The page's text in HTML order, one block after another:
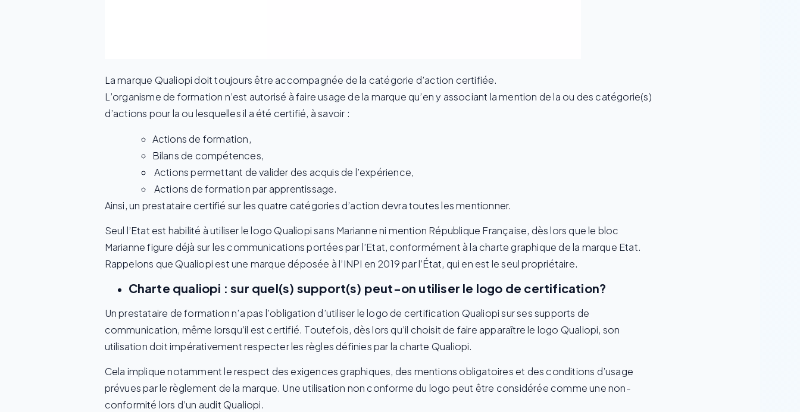
La marque Qualiopi doit toujours être accompagnée de la catégorie d’action certifiée.
L’organisme de formation n’est autorisé à faire usage de la marque qu’en y associant la mention de la ou des catégorie(s)
d’actions pour la ou lesquelles il a été certifié, à savoir :
Actions de formation,
Bilans de compétences,
Actions permettant de valider des acquis de l’expérience,
Actions de formation par apprentissage.
Ainsi, un prestataire certifié sur les quatre catégories d’action devra toutes les mentionner.
Seul l’Etat est habilité à utiliser le logo Qualiopi sans Marianne ni mention République Française, dès lors que le bloc
Marianne figure déjà sur les communications portées par l’Etat, conformément à la charte graphique de la marque Etat.
Rappelons que Qualiopi est une marque déposée à l’INPI en 2019 par l’État, qui en est le seul propriétaire.
Charte qualiopi : sur quel(s) support(s) peut-on utiliser le logo de certification?
Un prestataire de formation n’a pas l’obligation d’utiliser le logo de certification Qualiopi sur ses supports de
communication, même lorsqu’il est certifié. Toutefois, dès lors qu’il choisit de faire apparaître le logo Qualiopi, son
utilisation doit impérativement respecter les règles définies par la charte Qualiopi.
Cela implique notamment le respect des exigences graphiques, des mentions obligatoires et des conditions d’usage
prévues par le règlement de la marque. Une utilisation non conforme du logo peut être considérée comme une non-
conformité lors d’un audit Qualiopi.